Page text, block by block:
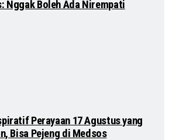
Nggak Boleh Ada Nirempati
Perayaan 17 Agustus yang
Bisa Pejeng di Medsos